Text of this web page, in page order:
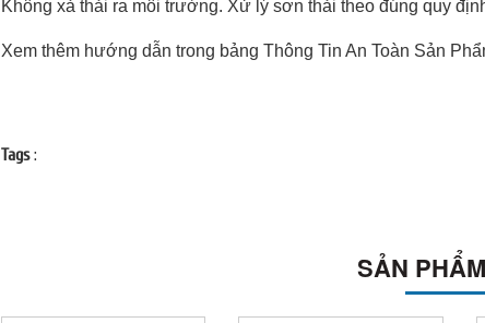
Không xả thải ra môi trường. Xử lý sơn thải theo đúng quy
Xem thêm hướng dẫn trong bảng Thông Tin An Toàn Sản
Tags:
SẢN